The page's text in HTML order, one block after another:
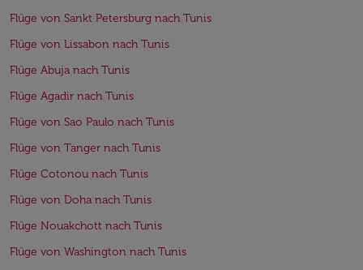
Flüge von Sankt Petersburg nach Tunis
Flüge von Lissabon nach Tunis
Flüge Abuja nach Tunis
Flüge Agadir nach Tunis
Flüge von Sao Paulo nach Tunis
Flüge von Tanger nach Tunis
Flüge Cotonou nach Tunis
Flüge von Doha nach Tunis
Flüge Nouakchott nach Tunis
Flüge von Washington nach Tunis